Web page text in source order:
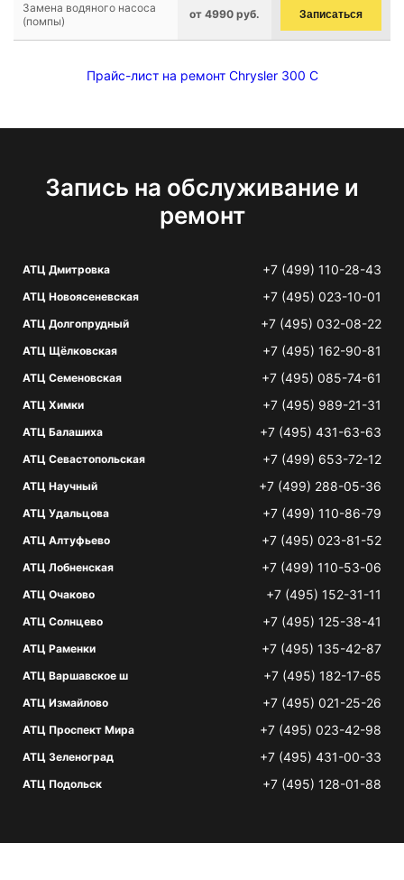
Замена водяного насоса
(помпы)
от 4990 руб. Записаться
Прайс-лист на ремонт Chrysler 300 C
Запись на обслуживание и
ремонт
АТЦ Дмитровка +7 (499) 110-28-43
АТЦ Новоясеневская +7 (495) 023-10-01
АТЦ Долгопрудный +7 (495) 032-08-22
АТЦ Щёлковская +7 (495) 162-90-81
АТЦ Семеновская +7 (495) 085-74-61
АТЦ Химки +7 (495) 989-21-31
АТЦ Балашиха +7 (495) 431-63-63
АТЦ Севастопольская +7 (499) 653-72-12
АТЦ Научный +7 (499) 288-05-36
АТЦ Удальцова +7 (499) 110-86-79
АТЦ Алтуфьево +7 (495) 023-81-52
АТЦ Лобненская +7 (499) 110-53-06
АТЦ Очаково +7 (495) 152-31-11
АТЦ Солнцево +7 (495) 125-38-41
АТЦ Раменки +7 (495) 135-42-87
АТЦ Варшавское ш +7 (495) 182-17-65
АТЦ Измайлово +7 (495) 021-25-26
АТЦ Проспект Мира +7 (495) 023-42-98
АТЦ Зеленоград +7 (495) 431-00-33
АТЦ Подольск +7 (495) 128-01-88